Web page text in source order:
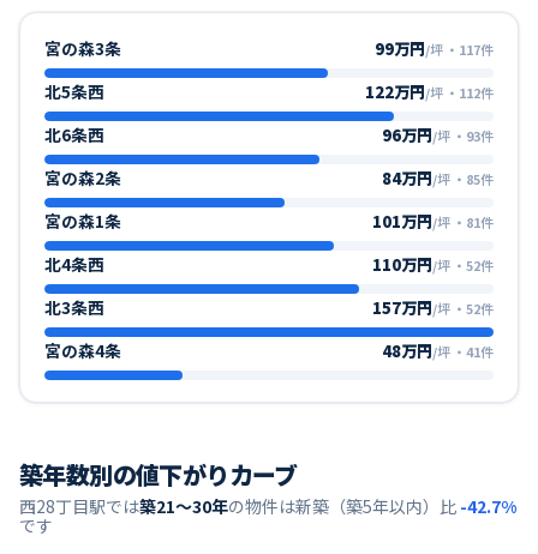
宮の森3条 99万円/坪 ・ 117件
北5条西 122万円/坪 ・ 112件
北6条西 96万円/坪 ・ 93件
宮の森2条 84万円/坪 ・ 85件
宮の森1条 101万円/坪 ・ 81件
北4条西 110万円/坪 ・ 52件
北3条西 157万円/坪 ・ 52件
宮の森4条 48万円/坪 ・ 41件
築年数別の値下がりカーブ
西28丁目駅では築21〜30年の物件は新築（築5年以内）比 -42.7%
です